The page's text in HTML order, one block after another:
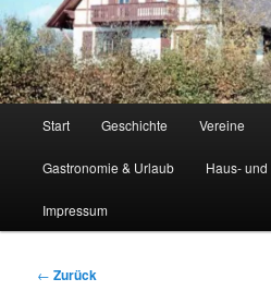
Start Geschichte Vereine
Gastronomie & Urlaub Haus-
Impressum
Beitragsnavigation
← Zurück